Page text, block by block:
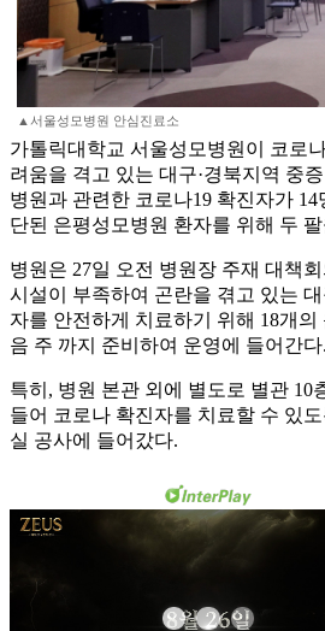
▲서울성모병원 안심진료소
가톨릭대학교 서울성모병원이 코로
려움을 격고 있는 대구·경북지역 중
병원과 관련한 코로나19 확진자가
단된 은평성모병원 환자를 위해 두
병원은 27일 오전 병원장 주재 대책
시설이 부족하여 곤란을 겪고 있는
자를 안전하게 치료하기 위해 18개
음 주 까지 준비하여 운영에 들어간다.
특히, 병원 본관 외에 별도로 별관 10
들어 코로나 확진자를 치료할 수 있
실 공사에 들어갔다.